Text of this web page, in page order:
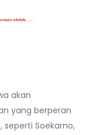
akan
yang berperan
Soekarno,